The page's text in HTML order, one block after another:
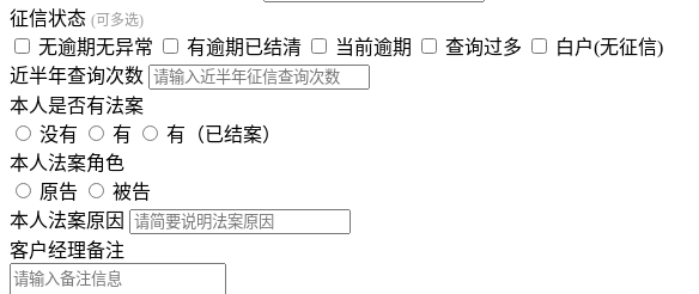
征信状态 (可多选)
无逾期无异常 有逾期已结清 当前逾期 查询过多
白户(无征信)
近半年查询次数
本人是否有法案
没有
有
有（已结案）
本人法案角色
原告
被告
本人法案原因
客户经理备注